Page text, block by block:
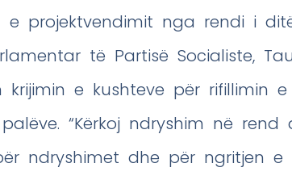
e projektvendimit nga rendi i
të Partisë Socialiste,
krijimin e kushteve për rifillimin
“Kërkoj ndryshim në
ndryshimet dhe për ngritjen e